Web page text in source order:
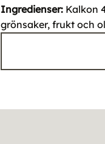
Ingredienser: Kalkon
grönsaker, frukt och